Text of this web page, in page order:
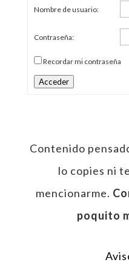
Nombre de usuario:
Contraseña:
Recordar mi contraseña
Acceder
Contenido
lo copies ni
mencionarme.
poquito